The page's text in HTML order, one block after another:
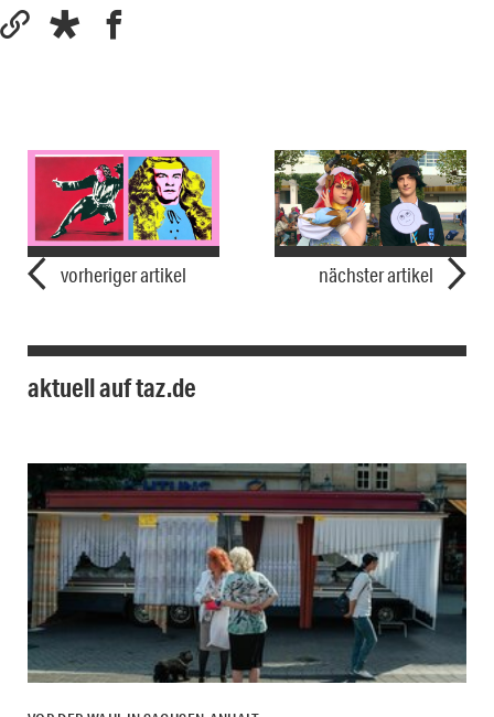
vorheriger artikel nächster artikel
aktuell auf taz.de